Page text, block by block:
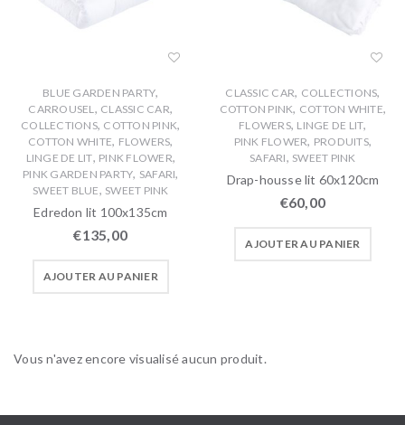
BLUE GARDEN PARTY,
CARROUSEL , CLASSIC CAR,
COLLECTIONS, COTTON PINK,
COTTON WHITE, FLOWERS,
LINGE DE LIT, PINK FLOWER,
PINK GARDEN PARTY, SAFARI,
SWEET BLUE, SWEET PINK
Edredon lit 100x135cm
€135,00
AJOUTER AU PANIER
CLASSIC CAR, COLLECTIONS,
COTTON PINK, COTTON WHITE,
FLOWERS, LINGE DE LIT,
PINK FLOWER, PRODUITS,
SAFARI, SWEET PINK
Drap-housse lit 60x120cm
€60,00
AJOUTER AU PANIER
Vous n'avez encore visualisé aucun produit.